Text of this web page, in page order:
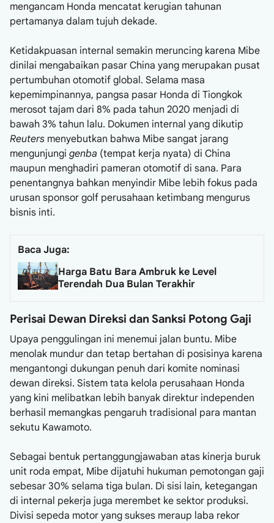
mengancam Honda mencatat kerugian tahunan
pertamanya dalam tujuh dekade.
Ketidakpuasan internal semakin meruncing karena Mibe
dinilai mengabaikan pasar China yang merupakan pusat
pertumbuhan otomotif global. Selama masa
kepemimpinannya, pangsa pasar Honda di Tiongkok
merosot tajam dari 8% pada tahun 2020 menjadi di
bawah 3% tahun lalu. Dokumen internal yang dikutip
Reuters menyebutkan bahwa Mibe sangat jarang
mengunjungi genba (tempat kerja nyata) di China
maupun menghadiri pameran otomotif di sana. Para
penentangnya bahkan menyindir Mibe lebih fokus pada
urusan sponsor golf perusahaan ketimbang mengurus
bisnis inti.
Baca Juga:
Harga Batu Bara Ambruk ke Level
Terendah Dua Bulan Terakhir
Perisai Dewan Direksi dan Sanksi Potong Gaji
Upaya penggulingan ini menemui jalan buntu. Mibe
menolak mundur dan tetap bertahan di posisinya karena
mengantongi dukungan penuh dari komite nominasi
dewan direksi. Sistem tata kelola perusahaan Honda
yang kini melibatkan lebih banyak direktur independen
berhasil memangkas pengaruh tradisional para mantan
sekutu Kawamoto.
Sebagai bentuk pertanggungjawaban atas kinerja buruk
unit roda empat, Mibe dijatuhi hukuman pemotongan gaji
sebesar 30% selama tiga bulan. Di sisi lain, ketegangan
di internal pekerja juga merembet ke sektor produksi.
Divisi sepeda motor yang sukses meraup laba rekor